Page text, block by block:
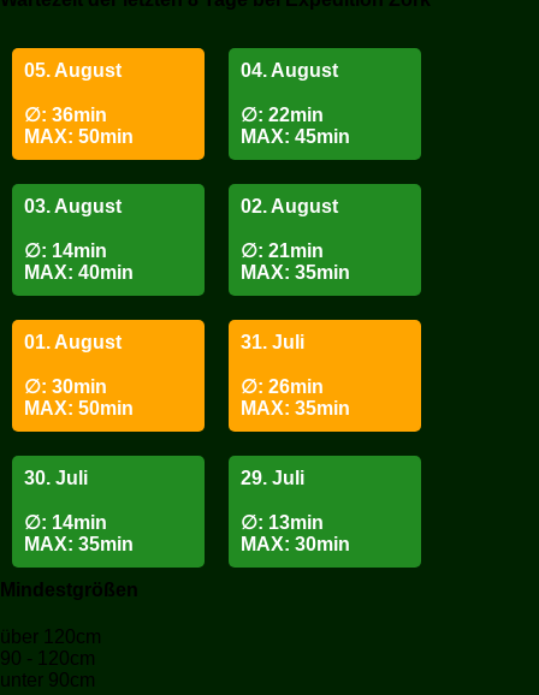
05. August
∅: 36min
MAX: 50min
04. August
∅: 22min
MAX: 45min
03. August
∅: 14min
MAX: 40min
02. August
∅: 21min
MAX: 35min
01. August
∅: 30min
MAX: 50min
31. Juli
∅: 26min
MAX: 35min
30. Juli
∅: 14min
MAX: 35min
29. Juli
∅: 13min
MAX: 30min
Mindestgrößen
über 120cm
90 - 120cm
unter 90cm